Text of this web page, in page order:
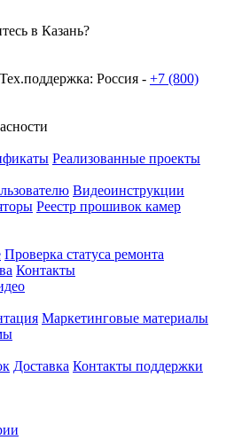
в Казань?
Тех.поддержка: Россия - +7 (800)
Реализованные проекты
Видеоинструкции
Реестр прошивок камер
Проверка статуса ремонта
Контакты
Маркетинговые материалы
Доставка Контакты поддержки